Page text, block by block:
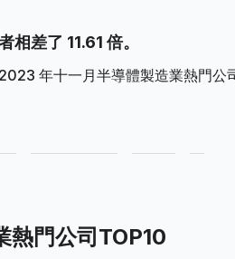
差了 11.61 倍。
年十一月半導體製造業熱門公
熱門公司TOP10